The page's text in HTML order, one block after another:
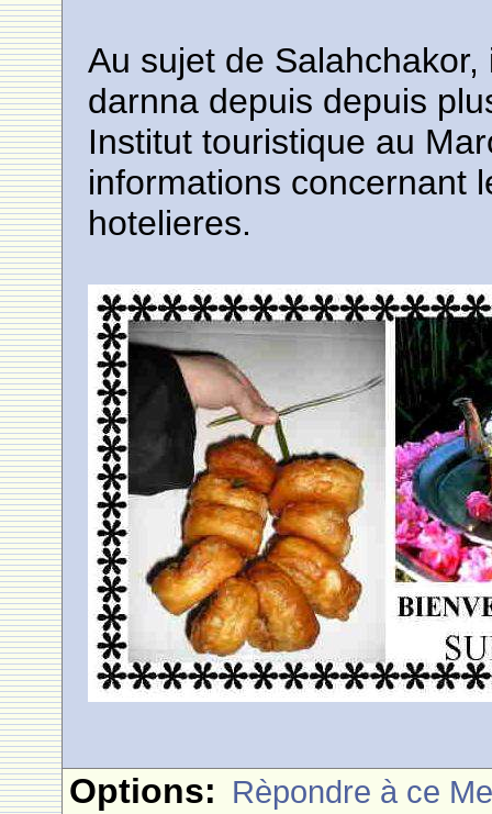
Au sujet de
darnna depuis depuis
Institut touristique au
informations concernant
hotelieres.
Options: Rèpondre à ce